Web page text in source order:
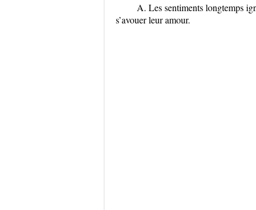
A. Les sentiments longtemps
s’avouer leur amour.